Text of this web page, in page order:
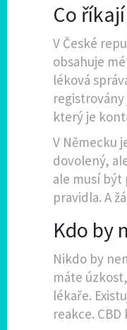
Co
V České
obsahuje
léková
který je
V Německu
dovolený,
ale musí být
pravidla. A
Kdo by
Nikdo by
máte
lékaře.
reakce.